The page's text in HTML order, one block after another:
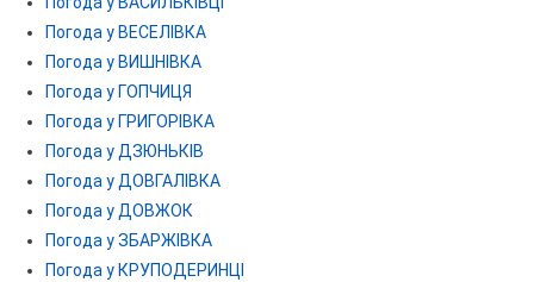
Погода у ВЕСЕЛІВКА
Погода у ВИШНІВКА
Погода у ГОПЧИЦЯ
Погода у ГРИГОРІВКА
Погода у ДЗЮНЬКІВ
Погода у ДОВГАЛІВКА
Погода у ДОВЖОК
Погода у ЗБАРЖІВКА
Погода у КРУПОДЕРИНЦІ